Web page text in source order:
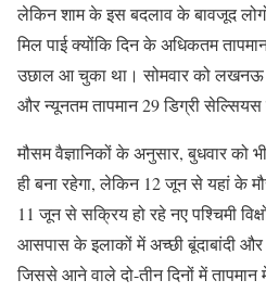
लेकिन शाम के इस बदलाव के बावजूद लोगों
मिल पाई क्योंकि दिन के अधिकतम
उछाल आ चुका था। सोमवार को लखनऊ
और न्यूनतम तापमान 29 डिग्री सेल्सियस
मौसम वैज्ञानिकों के अनुसार, बुधवार
ही बना रहेगा, लेकिन 12 जून से यहां के
11 जून से सक्रिय हो रहे नए पश्चिमी
आसपास के इलाकों में अच्छी बूंदाबांदी
जिससे आने वाले दो-तीन दिनों में